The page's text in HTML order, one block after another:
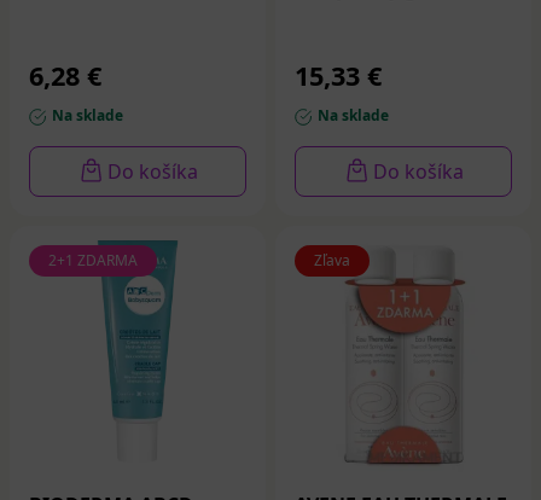
6,28 €
Na sklade
Do košíka
15,33 €
Na sklade
Do košíka
2+1 ZDARMA Zľava